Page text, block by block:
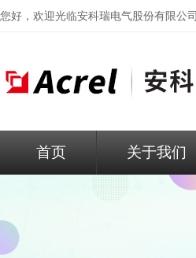
您好，欢迎光临安科瑞电气股份有限公司
首页 关于我们